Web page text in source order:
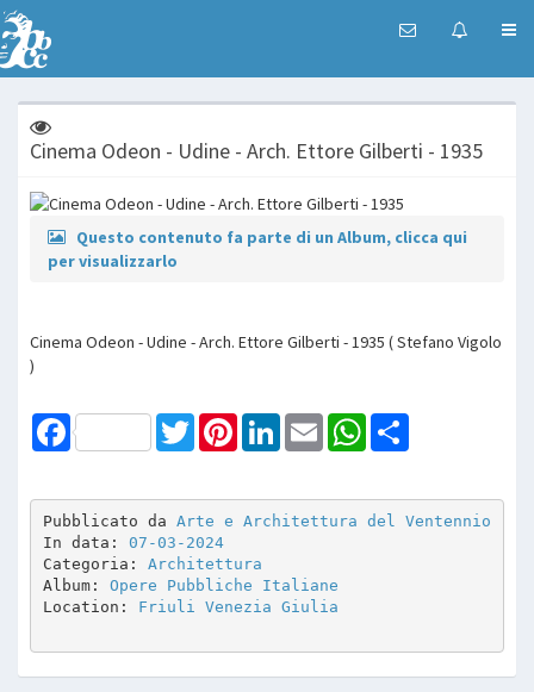
Cinema Odeon - Udine - Arch. Ettore Gilberti - 1935
Questo contenuto fa parte di un Album, clicca qui
per visualizzarlo
Cinema Odeon - Udine - Arch. Ettore Gilberti - 1935 ( Stefano Vigolo
)
Facebook TwitterPinterestLinkedInEmail WhatsApp
Pubblicato da Arte e Architettura del Ventennio
In data: 07-03-2024
Categoria: Architettura
Album: Opere Pubbliche Italiane
Location: Friuli Venezia Giulia